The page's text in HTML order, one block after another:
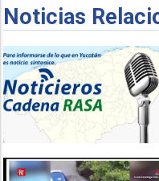
Noticias